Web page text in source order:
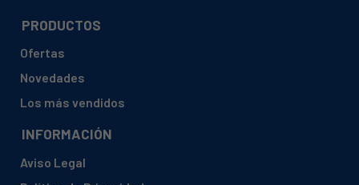
PRODUCTOS
Ofertas
Novedades
Los más vendidos
INFORMACIÓN
Aviso Legal